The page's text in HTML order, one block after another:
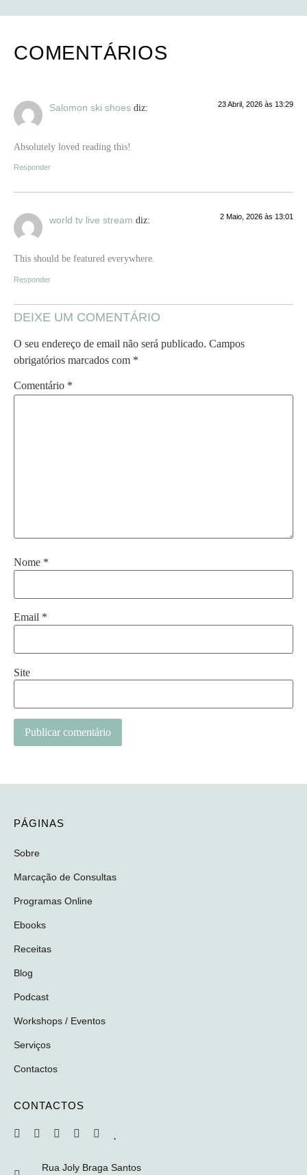
COMENTÁRIOS
Salomon ski shoes diz: 23 Abril, 2026 às 13:29
Absolutely loved reading this!
Responder
world tv live stream diz: 2 Maio, 2026 às 13:01
This should be featured everywhere.
Responder
DEIXE UM COMENTÁRIO
O seu endereço de email não será publicado. Campos
obrigatórios marcados com *
Comentário *
Nome *
Email *
Site
PÁGINAS
Sobre
Marcação de Consultas
Programas Online
Ebooks
Receitas
Blog
Podcast
Workshops / Eventos
Serviços
Contactos
CONTACTOS
Rua Joly Braga Santos